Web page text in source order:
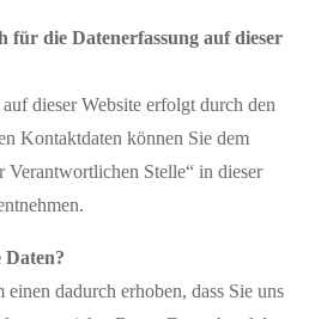
für die Datenerfassung auf dieser
dieser Website erfolgt durch den
Kontaktdaten können Sie dem
Stelle“ in dieser
dadurch erhoben, dass Sie uns